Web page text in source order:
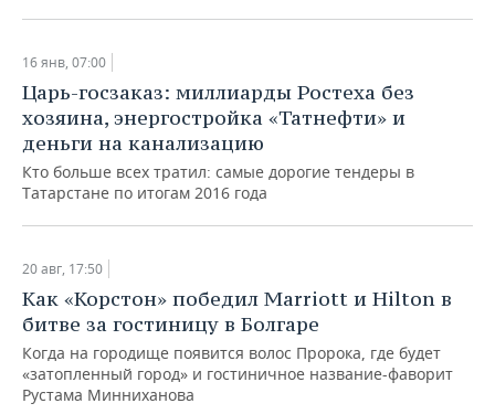
УСЛУГИ
МЕДИА
ТЕЛЕКОММУНИКАЦИИ
ВЫЕЗДНАЯ РЕДАКЦИЯ
БИЗНЕС-БРАНЧИ
ONLINE-КОНФЕРЕНЦИИ
ОТКРЫТАЯ ЛЕКЦИЯ
НОВОСТИ СПОРТА
ФУТБОЛ
ХОККЕЙ
БАСКЕТБОЛ
ВОЛЕЙБОЛ
КИБЕРСПОРТ
ФИГУРНОЕ КАТАНИЕ
ВОДНЫЕ ВИДЫ СПОРТА
ОБЩЕСТВО
НОВОСТИ ОБЩЕСТВА
ВЛАСТЬ
ИНФРАСТРУКТУРА
ИСТОРИЯ
КУЛЬТУРА
МЕДИЦИНА
ОБРАЗОВАНИЕ
ФОТОГАЛЕРЕЯ
СЮЖЕТЫ
СПРАВОЧНИК
СПИСОК ПЕРСОН
СПИСОК КОМПАНИЙ
ПОЛНАЯ ВЕРСИЯ
16 янв, 07:00
Царь-госзаказ: миллиарды Ростеха без
хозяина, энергостройка «Татнефти» и
деньги на канализацию
Кто больше всех тратил: самые дорогие тендеры в
Татарстане по итогам 2016 года
20 авг, 17:50
Как «Корстон» победил Marriott и Hilton в
битве за гостиницу в Болгаре
Когда на городище появится волос Пророка, где будет
«затопленный город» и гостиничное название-фаворит
Рустама Минниханова